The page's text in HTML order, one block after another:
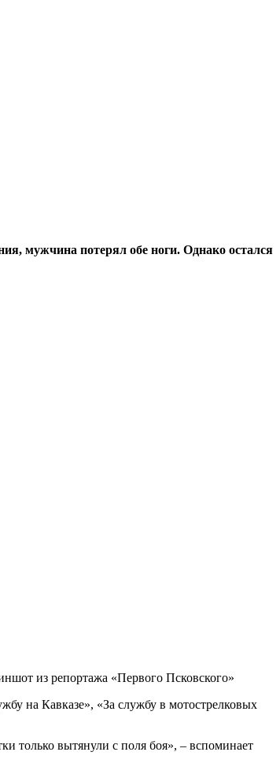
мужчина потерял обе ноги. Однако остался
из репортажа «Первого Псковского»
на Кавказе», «За службу в мотострелковых
только вытянули с поля боя», – вспоминает